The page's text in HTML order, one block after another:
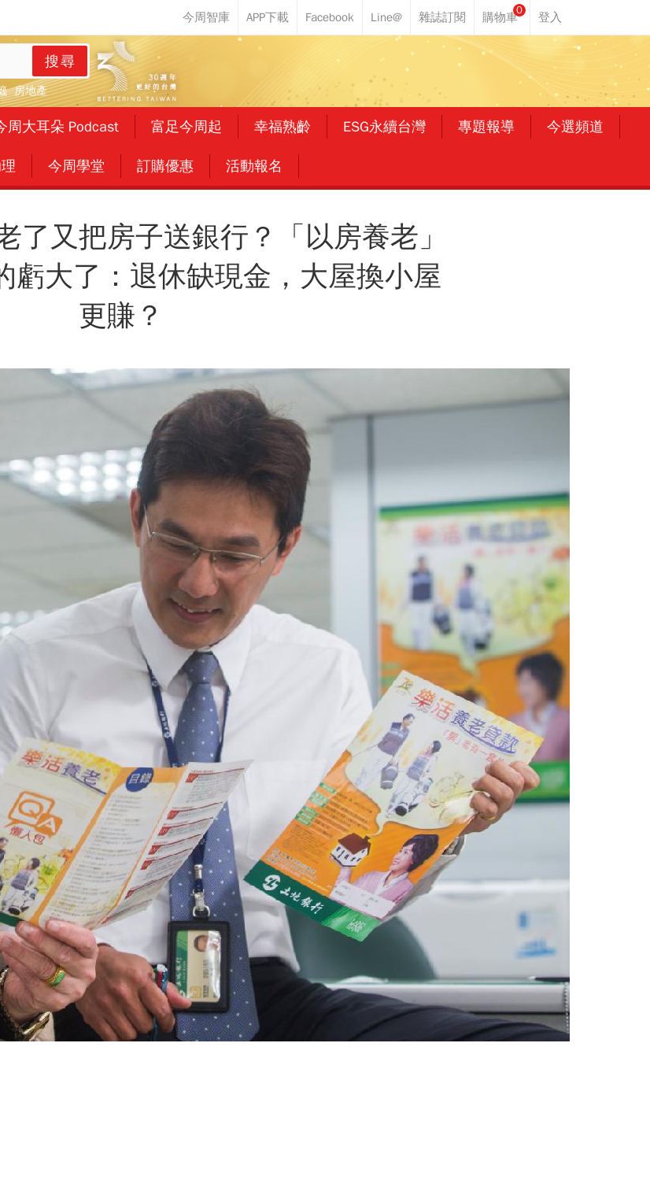
0
搜尋
房地產
周大耳朵 Podcast 富足今周起 幸福熟齡 ESG永續台灣 專題報導 今選頻道
今周學堂 訂購優惠 活動報名
了又把房子送銀行？「以房養老」
虧大了：退休缺現金，大屋換小屋
更賺？